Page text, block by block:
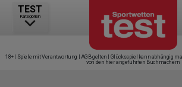
TEST
Kategorien
18+ | Spiele mit Verantwortung | AGB gelten | Glücksspiel kann abhängig
von den hier angeführten Buchmachern